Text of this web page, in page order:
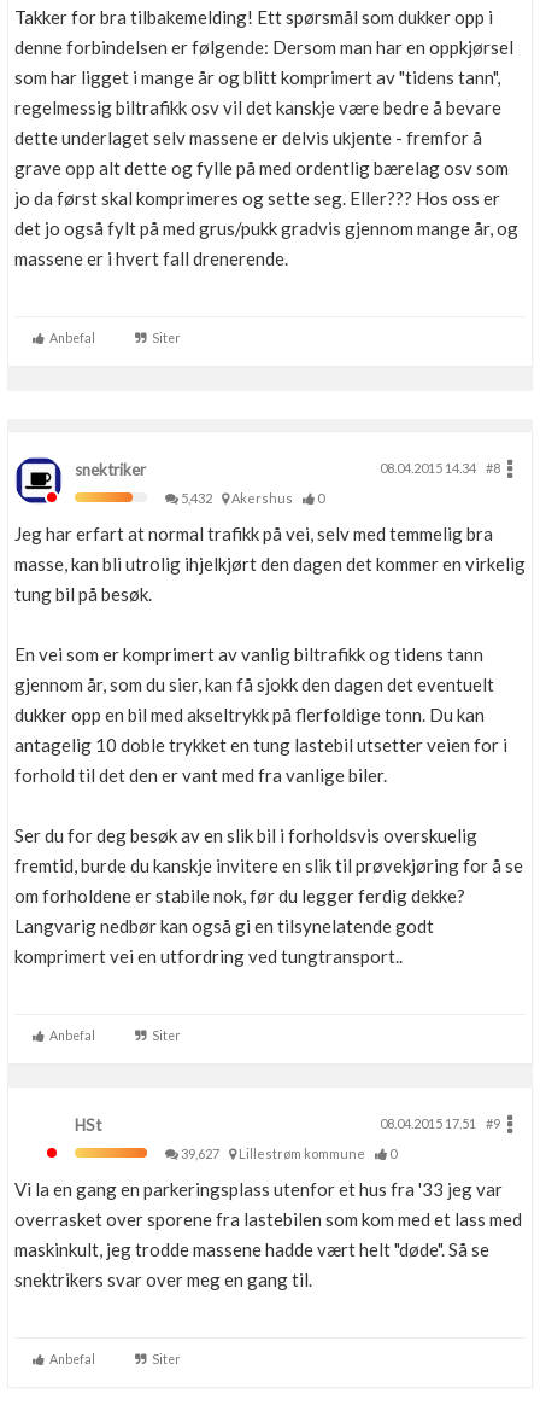
Takker for bra tilbakemelding! Ett spørsmål som dukker opp i
denne forbindelsen er følgende: Dersom man har en oppkjørsel
som har ligget i mange år og blitt komprimert av "tidens tann",
regelmessig biltrafikk osv vil det kanskje være bedre å bevare
dette underlaget selv massene er delvis ukjente - fremfor å
grave opp alt dette og fylle på med ordentlig bærelag osv som
jo da først skal komprimeres og sette seg. Eller??? Hos oss er
det jo også fylt på med grus/pukk gradvis gjennom mange år, og
massene er i hvert fall drenerende.
Anbefal Siter
snektriker 08.04.2015 14.34
#8
5,432
Akershus 0
Jeg har erfart at normal trafikk på vei, selv med temmelig bra
masse, kan bli utrolig ihjelkjørt den dagen det kommer en virkelig
tung bil på besøk.
En vei som er komprimert av vanlig biltrafikk og tidens tann
gjennom år, som du sier, kan få sjokk den dagen det eventuelt
dukker opp en bil med akseltrykk på flerfoldige tonn. Du kan
antagelig 10 doble trykket en tung lastebil utsetter veien for i
forhold til det den er vant med fra vanlige biler.
Ser du for deg besøk av en slik bil i forholdsvis overskuelig
fremtid, burde du kanskje invitere en slik til prøvekjøring for å se
om forholdene er stabile nok, før du legger ferdig dekke?
Langvarig nedbør kan også gi en tilsynelatende godt
komprimert vei en utfordring ved tungtransport..
Anbefal Siter
HSt 08.04.2015 17.51
#9
39,627
Lillestrøm kommune 0
Vi la en gang en parkeringsplass utenfor et hus fra '33 jeg var
overrasket over sporene fra lastebilen som kom med et lass med
maskinkult, jeg trodde massene hadde vært helt "døde". Så se
snektrikers svar over meg en gang til.
Anbefal Siter